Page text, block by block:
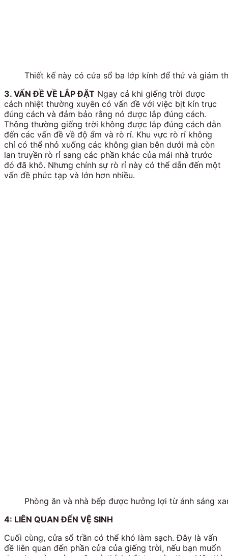
Thiết kế này có cửa sổ ba lớp kính để thử và giảm
3. VẤN ĐỀ VỀ LẮP ĐẶT Ngay cả khi giếng trời được
cách nhiệt thường xuyên có vấn đề với việc bịt kín trục
đúng cách và đảm bảo rằng nó được lắp đúng cách.
Thông thường giếng trời không được lắp đúng cách dẫn
đến các vấn đề về độ ẩm và rò rỉ. Khu vực rò rỉ không
chỉ có thể nhỏ xuống các không gian bên dưới mà còn
lan truyền rò rỉ sang các phần khác của mái nhà trước
đó đã khô. Nhưng chính sự rò rỉ này có thể dẫn đến một
vấn đề phức tạp và lớn hơn nhiều.
Phòng ăn và nhà bếp được hưởng lợi từ ánh sáng
4: LIÊN QUAN ĐẾN VỆ SINH
Cuối cùng, cửa sổ trần có thể khó làm sạch. Đây là vấn
đề liên quan đến phần cửa của giếng trời, nếu bạn muốn